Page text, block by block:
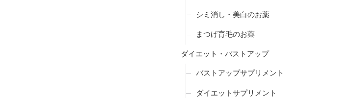
シミ消し・美白のお薬
まつげ育毛のお薬
ダイエット・バストアップ
バストアップサプリメント
ダイエットサプリメント